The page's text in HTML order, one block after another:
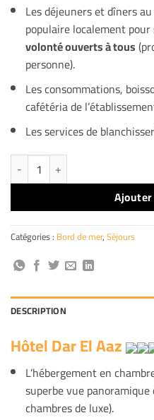
Les déjeuners et dîners
populaire localement
volonté ouverts à tous
personne).
Les consommations,
cafétéria de
Les services de
quantité de Hôtel Dar El Aaz
Catégories : Bord de mer,Séjours
DESCRIPTION
Hôtel Dar El Aaz
L’hébergement en
superbe vue
chambres de luxe).